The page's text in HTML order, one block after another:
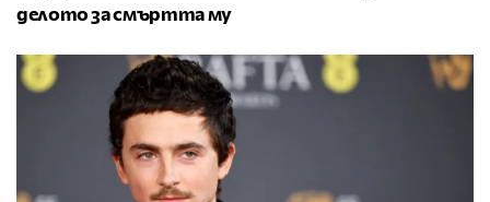
делото за смъртта му